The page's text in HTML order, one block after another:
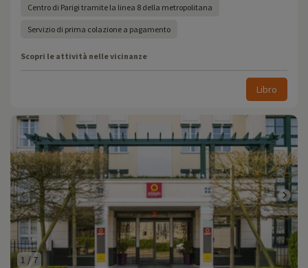
Centro di Parigi tramite la linea 8 della metropolitana
Servizio di prima colazione a pagamento
Scopri le attività nelle vicinanze
Libro
1 /7